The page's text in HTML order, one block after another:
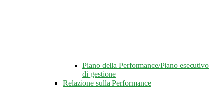
Piano della Performance/Piano esecutivo
di gestione
Relazione sulla Performance